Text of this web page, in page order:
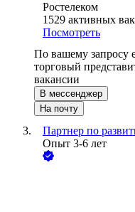
Ростелеком
1529 активных
Посмотреть
По вашему запросу
торговый
вакансии
В мессенджер
На почту
Партнер по
Опыт 3-6 лет